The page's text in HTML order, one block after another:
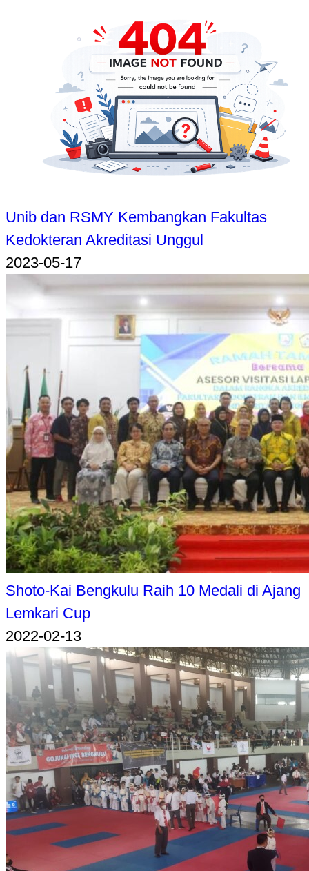
Unib dan RSMY Kembangkan Fakultas
Kedokteran Akreditasi Unggul
2023-05-17
Shoto-Kai Bengkulu Raih 10 Medali di Ajang
Lemkari Cup
2022-02-13